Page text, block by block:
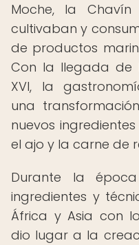
Moche, la
cultivaban y
de productos
Con la llegada de
XVI, la
una
nuevos
el ajo y la carne de
Durante la
ingredientes y
África y Asia con
dio lugar a la